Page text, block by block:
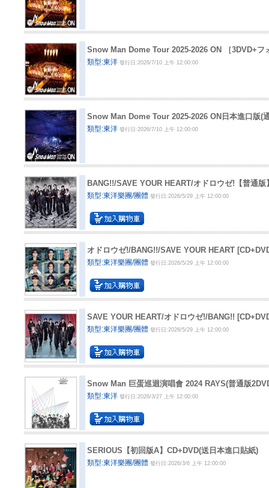
Snow Man Dome Tour 2025-2026 ON ［3DVD+フ
類型:東洋發行日:2026/7/10 上午 12:00:00
Snow Man Dome Tour 2025-2026 ON日本進口版(
類型:東洋發行日:2026/7/10 上午 12:00:00
BANG!!/SAVE YOUR HEART/オドロウゼ!【普通
類型:東洋樂團/團體發行日:2026/5/29 上午 12:00:00
オドロウゼ!/BANG!!/SAVE YOUR HEART
類型:東洋樂團/團體發行日:2026/5/29 上午 12:00:00
SAVE YOUR HEART/オドロウゼ!/BANG!!
類型:東洋樂團/團體發行日:2026/5/29 上午 12:00:00
Snow Man 巨蛋巡迴演唱會 2024 RAYS(普通版
類型:東洋發行日:2026/3/27 上午 12:00:00
SERIOUS【初回版A】CD+DVD(送日本進口貼紙)
類型:東洋樂團/團體發行日:2026/3/6 上午 12:00:00